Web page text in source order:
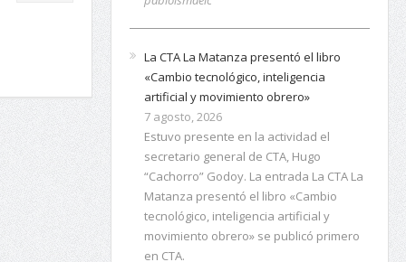
La CTA La Matanza presentó el libro
«Cambio tecnológico, inteligencia
artificial y movimiento obrero»
7 agosto, 2026
Estuvo presente en la actividad el
secretario general de CTA, Hugo
“Cachorro” Godoy. La entrada La CTA La
Matanza presentó el libro «Cambio
tecnológico, inteligencia artificial y
movimiento obrero» se publicó primero
en CTA.
Melissa Zenobi